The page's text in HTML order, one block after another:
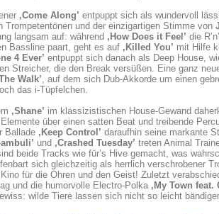
‚Come Along’ entpuppt sich als wundervoll
Trompetentönen und der einzigartigen Stimme von
langsam auf: während ‚How Does it Feel’ die
Bassline paart, geht es auf ‚Killed You’ mit Hilfe
4 Ever’ entpuppt sich danach als Deep House,
Streicher, die den Break versüßen. Eine ganz
Walk’, auf dem sich Dub-Akkorde um einen
das i-Tüpfelchen.
‚Shane’ im klassizistischen House-Gewand
über einen satten Beat und treibende
Ballade ‚Keep Control’ daraufhin seine markante
und ‚Crashed Tuesday’ treten Animal
beide Tracks wie für’s Hive gemacht, was
sich gleichzeitig als herrlich verschrobener
für die Ohren und den Geist! Zuletzt
und die humorvolle Electro-Polka ‚My Town feat.
wilde Tiere lassen sich nicht so leicht